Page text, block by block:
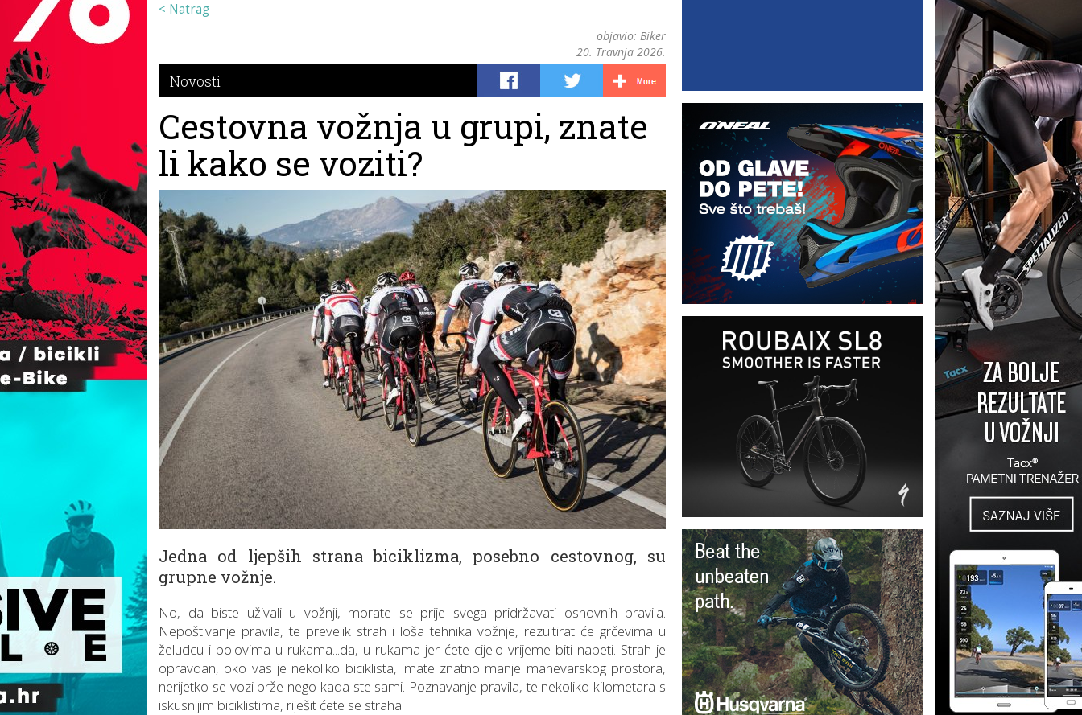
< Natrag
objavio: Biker
20. Travnja 2026.
Novosti
Cestovna vožnja u grupi, znate
li kako se voziti?
Jedna od ljepših strana biciklizma, posebno cestovnog, su
grupne vožnje.
No, da biste uživali u vožnji, morate se prije svega pridržavati osnovnih pravila.
Nepoštivanje pravila, te prevelik strah i loša tehnika vožnje, rezultirat će grčevima u
želudcu i bolovima u rukama...da, u rukama jer ćete cijelo vrijeme biti napeti. Strah je
opravdan, oko vas je nekoliko biciklista, imate znatno manje manevarskog prostora,
nerijetko se vozi brže nego kada ste sami. Poznavanje pravila, te nekoliko kilometara s
iskusnijim biciklistima, riješit ćete se straha.